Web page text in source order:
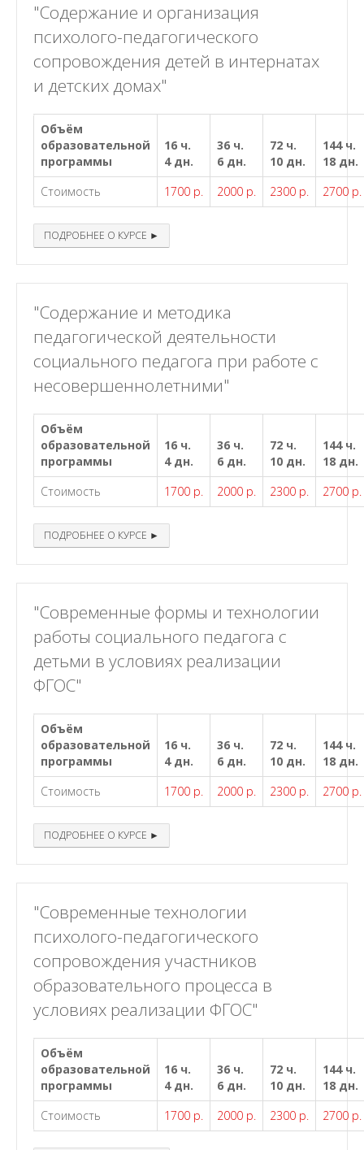
"Содержание и организация
психолого-педагогического
сопровождения детей в интернатах
и детских домах"
Объём
образовательной
программы
16 ч.
4 дн.
36 ч.
6 дн.
72 ч.
10 дн.
144 ч.
18 дн.
Стоимость
1700 р. 2000 р. 2300 р. 2700 р.
ПОДРОБНЕЕ О КУРСЕ ►
"Содержание и методика
педагогической деятельности
социального педагога при работе с
несовершеннолетними"
Объём
образовательной
программы
16 ч.
4 дн.
36 ч.
6 дн.
72 ч.
10 дн.
144 ч.
18 дн.
Стоимость
1700 р. 2000 р. 2300 р. 2700 р.
ПОДРОБНЕЕ О КУРСЕ ►
"Современные формы и технологии
работы социального педагога с
детьми в условиях реализации
ФГОС"
Объём
образовательной
программы
16 ч.
4 дн.
36 ч.
6 дн.
72 ч.
10 дн.
144 ч.
18 дн.
Стоимость
1700 р. 2000 р. 2300 р. 2700 р.
ПОДРОБНЕЕ О КУРСЕ ►
"Современные технологии
психолого-педагогического
сопровождения участников
образовательного процесса в
условиях реализации ФГОС"
Объём
образовательной
программы
16 ч.
4 дн.
36 ч.
6 дн.
72 ч.
10 дн.
144 ч.
18 дн.
Стоимость
1700 р. 2000 р. 2300 р. 2700 р.